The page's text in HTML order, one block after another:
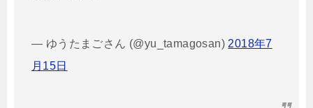
— ゆうたまごさん (@yu_tamagosan) 2018年7
月15日